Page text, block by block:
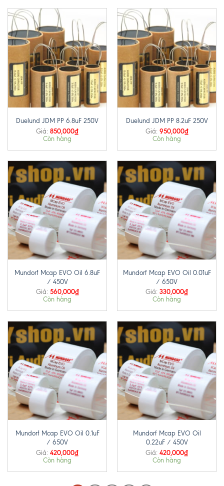
Duelund JDM PP 6.8uF 250V
Giá: 850,000₫
Còn hàng
Duelund JDM PP 8.2uF 250V
Giá: 950,000₫
Còn hàng
Mundorf Mcap EVO Oil 6.8uF
/ 450V
Giá: 560,000₫
Còn hàng
Mundorf Mcap EVO Oil 0.01uF
/ 650V
Giá: 330,000₫
Còn hàng
Mundorf Mcap EVO Oil 0.1uF
/ 650V
Giá: 420,000₫
Còn hàng
Mundorf Mcap EVO Oil
0.22uF / 450V
Giá: 420,000₫
Còn hàng